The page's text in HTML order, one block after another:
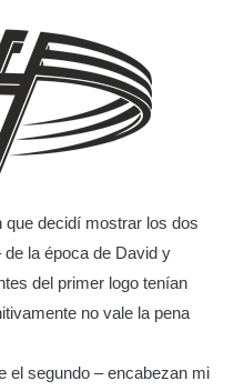
que decidí mostrar los dos
de la época de David y
del primer logo tenían
no vale la pena
el segundo – encabezan mi